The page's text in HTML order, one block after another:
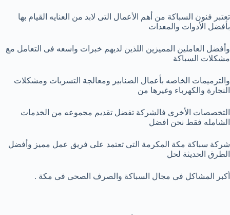
تعتبر فنون السباكة من أهم الأعمال التى لابد من العنايه القيام بها
بأفضل الأدوات والمعدات
وأفضل العاملين المميزين اللذين لديهم خبرات واسعه فى التعامل مع
مشكلات السباكة
والترميمات الخاصه بأعمال الصنابير ومعالجة التسربات ومشكلات
النجارة والكهرباء وغيرها من
التخصصات الأخرى فالشركة تفضل تقديم مجموعه من الخدمات
الشامله فقط نحن افضل
شركة سباكة مكة المكرمة التى تعتمد على فريق عمل مميز وأفضل
الطرق الحديثة لحل
أكبر المشاكل فى مجال السباكة والصرف الصحى فى مكة .